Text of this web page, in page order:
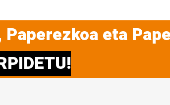
eta